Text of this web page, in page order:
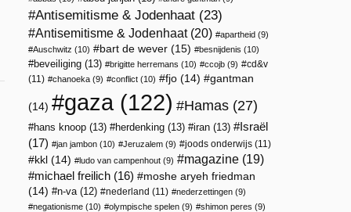
Antisemitisme & Jodenhaat (23)
Antisemitisme & Jodenhaat(20) apartheid (9)
Auschwitz (10) bart de wever (15) besnijdenis (10)
beveiliging (13) brigitte herremans (10) ccojb (9)
cd&v
(11)
chanoeka (9) conflict (10) fjo (14) gantman
(14) gaza(122) Hamas (27)
hans knoop (13) herdenking (13) iran (13)
Israël
(17)
jan jambon (10) Jeruzalem (9) joods onderwijs (11)
kkl (14) ludo van campenhout (9) magazine (19)
michael freilich (16)
moshe aryeh friedman
(14)
n-va(12) nederland (11) nederzettingen (9)
negationisme (10) olympische spelen (9) shimon peres (9)